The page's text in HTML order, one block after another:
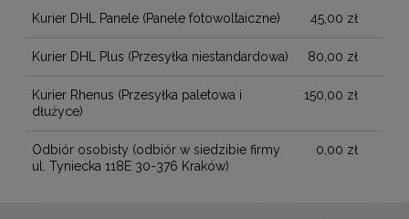
Kurier DHL Panele (Panele fotowoltaiczne) 45,00 zł
Kurier DHL Plus (Przesyłka niestandardowa) 80,00 zł
Kurier Rhenus (Przesyłka paletowa i
dłużyce)
150,00 zł
Odbiór osobisty (odbiór w siedzibie firmy
ul. Tyniecka 118E 30-376 Kraków)
0,00 zł